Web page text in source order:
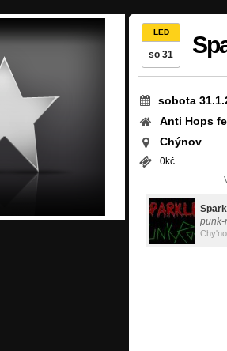
LED
so 31
sobota
Anti Hops
Chýnov
0kč
punk-